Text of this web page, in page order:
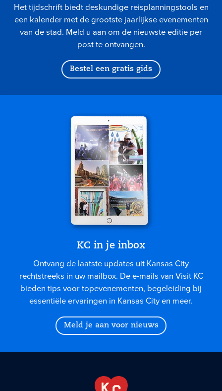
Het tijdschrift biedt deskundige reisplanningstools en
een kalender met de grootste jaarlijkse evenementen
van de stad. Meld u aan om de nieuwste editie per
post te ontvangen.
Bestel een gratis gids
KC in je inbox
Ontvang de laatste updates uit Kansas City
rechtstreeks in uw mailbox. De e-mails van Visit KC
bieden tips voor topevenementen, begeleiding bij
essentiële ervaringen in Kansas City en meer.
Meld je aan voor nieuws